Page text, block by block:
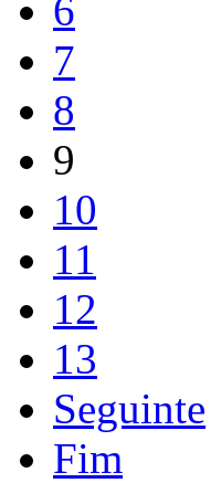
6
7
8
9
10
11
12
13
Seguinte
Fim